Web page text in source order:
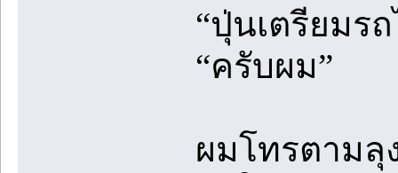
“ปุ่นเตรียมรถ
“ครับผม”
ผมโทรตามลุ